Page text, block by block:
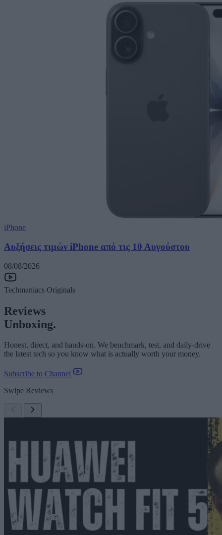
iPhone
Αυξήσεις τιμών iPhone από τις 10 Αυγούστου
08/08/2026
Techmaniacs Originals
Reviews
Unboxing.
Honest, direct, and hands-on. We benchmark, test, and daily-drive
the latest tech so you know what is actually worth your money.
Subscribe to Channel
Swipe Reviews